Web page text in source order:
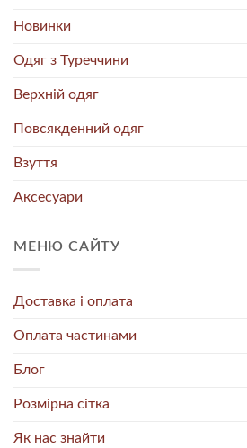
Новинки
Одяг з Туреччини
Верхній одяг
Повсякденний одяг
Взуття
Аксесуари
МЕНЮ САЙТУ
Доставка і оплата
Оплата частинами
Блог
Розмірна сітка
Як нас знайти